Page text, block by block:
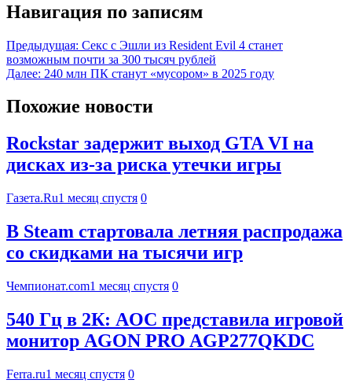
Навигация по записям
Предыдущая: Секс с Эшли из Resident Evil 4 станет
возможным почти за 300 тысяч рублей
Далее: 240 млн ПК станут «мусором» в 2025 году
Похожие новости
Rockstar задержит выход GTA VI на
дисках из-за риска утечки игры
Газета.Ru1 месяц спустя 0
В Steam стартовала летняя распродажа
со скидками на тысячи игр
Чемпионат.com1 месяц спустя 0
540 Гц в 2К: AOC представила игровой
монитор AGON PRO AGP277QKDC
Ferra.ru1 месяц спустя 0